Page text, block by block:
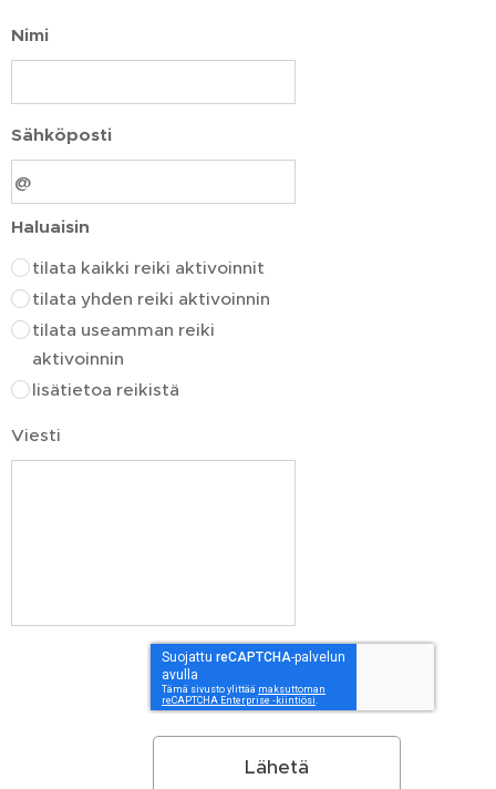
Nimi
Sähköposti
Haluaisin
tilata kaikki reiki aktivoinnit
tilata yhden reiki aktivoinnin
tilata useamman reiki
aktivoinnin
lisätietoa reikistä
Viesti
Lähetä